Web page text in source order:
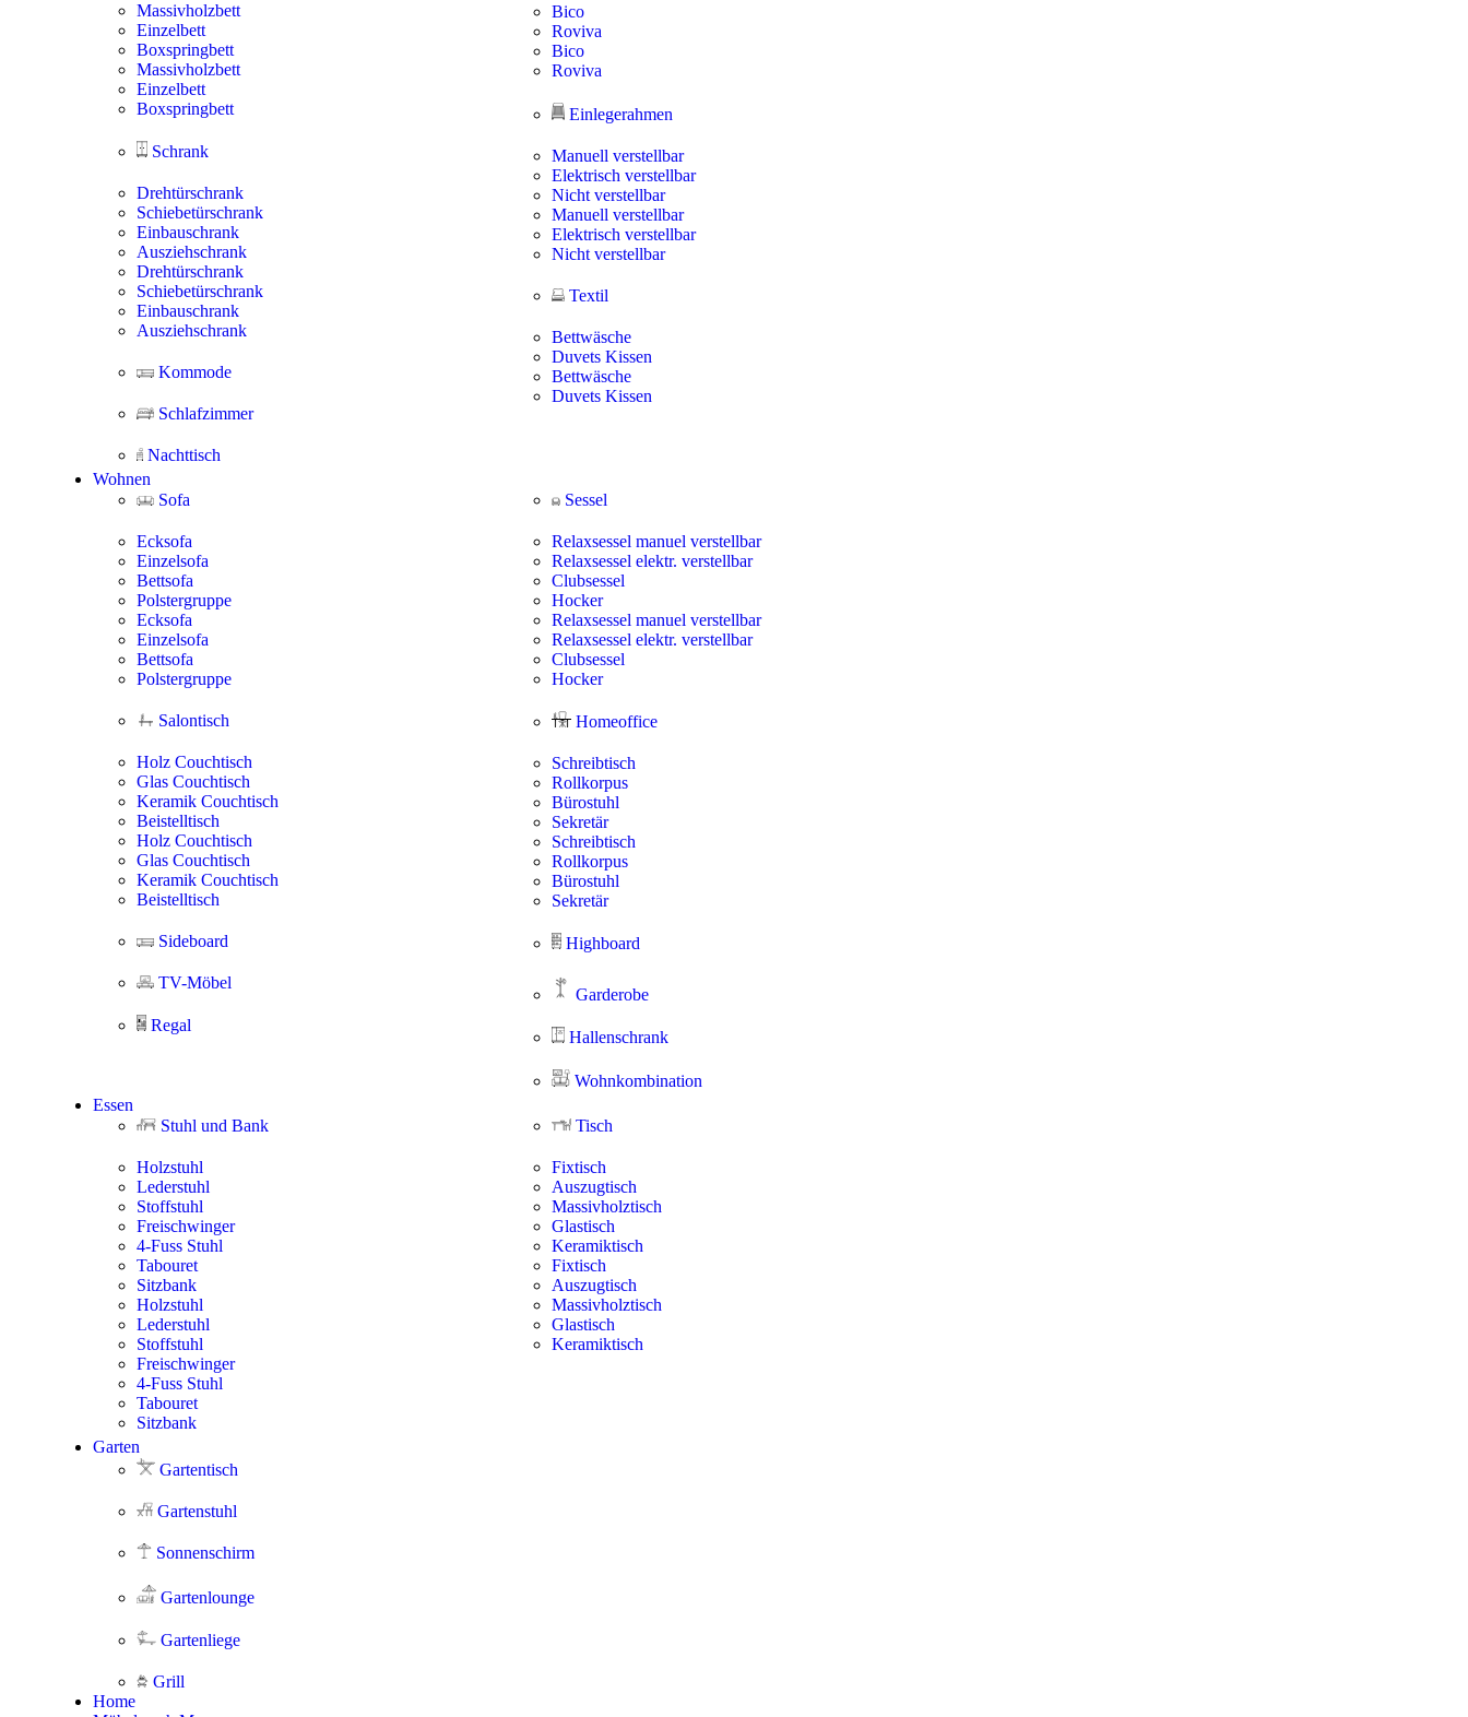
Massivholzbett
Einzelbett
Boxspringbett
Massivholzbett
Einzelbett
Boxspringbett
Schrank
Drehtürschrank
Schiebetürschrank
Einbauschrank
Ausziehschrank
Drehtürschrank
Schiebetürschrank
Einbauschrank
Ausziehschrank
Kommode
Schlafzimmer
Nachttisch
Bico
Roviva
Bico
Roviva
Einlegerahmen
Manuell verstellbar
Elektrisch verstellbar
Nicht verstellbar
Manuell verstellbar
Elektrisch verstellbar
Nicht verstellbar
Textil
Bettwäsche
Duvets Kissen
Bettwäsche
Duvets Kissen
Wohnen
Sofa
Ecksofa
Einzelsofa
Bettsofa
Polstergruppe
Ecksofa
Einzelsofa
Bettsofa
Polstergruppe
Salontisch
Holz Couchtisch
Glas Couchtisch
Keramik Couchtisch
Beistelltisch
Holz Couchtisch
Glas Couchtisch
Keramik Couchtisch
Beistelltisch
Sideboard
TV-Möbel
Regal
Sessel
Relaxsessel manuel verstellbar
Relaxsessel elektr. verstellbar
Clubsessel
Hocker
Relaxsessel manuel verstellbar
Relaxsessel elektr. verstellbar
Clubsessel
Hocker
Homeoffice
Schreibtisch
Rollkorpus
Bürostuhl
Sekretär
Schreibtisch
Rollkorpus
Bürostuhl
Sekretär
Highboard
Garderobe
Hallenschrank
Wohnkombination
Essen
Stuhl und Bank
Holzstuhl
Lederstuhl
Stoffstuhl
Freischwinger
4-Fuss Stuhl
Tabouret
Sitzbank
Holzstuhl
Lederstuhl
Stoffstuhl
Freischwinger
4-Fuss Stuhl
Tabouret
Sitzbank
Tisch
Fixtisch
Auszugtisch
Massivholztisch
Glastisch
Keramiktisch
Fixtisch
Auszugtisch
Massivholztisch
Glastisch
Keramiktisch
Garten
Gartentisch
Gartenstuhl
Sonnenschirm
Gartenlounge
Gartenliege
Grill
Home